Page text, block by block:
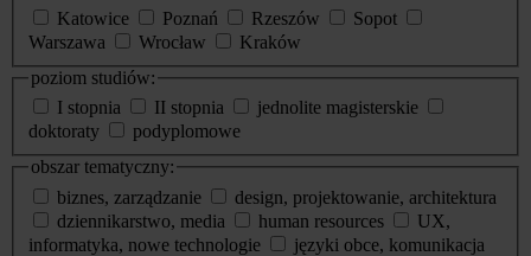
Katowice
Poznań Rzeszów
Sopot
Warszawa
Wrocław
Kraków
poziom studiów:
I stopnia
II stopnia
jednolite magisterskie
doktoraty
podyplomowe
obszar tematyczny:
biznes, zarządzanie
design, projektowanie, architektura
dziennikarstwo, media
human resources
UX,
informatyka, nowe technologie
języki obce, komunikacja